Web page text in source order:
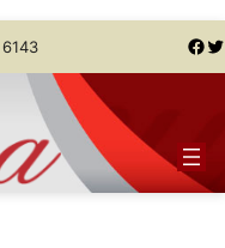
Facebook Twitter